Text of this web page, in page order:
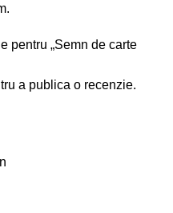
pentru „Semn de carte
a publica o recenzie.